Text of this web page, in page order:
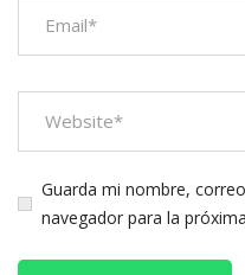
Guarda mi nombre,
navegador para la